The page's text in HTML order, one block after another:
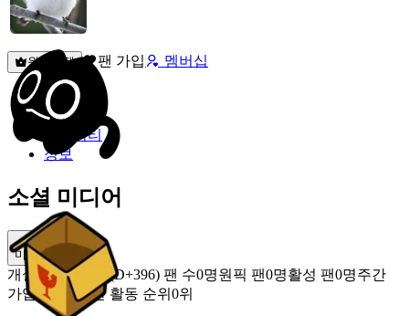
원픽선택 팬 가입 멤버십
밐타운
피드
커뮤니티
정보
소셜 미디어
미밐 공유
개설 2025.07.07 (D+396) 팬 수0명원픽 팬0명활성 팬0명주간
가입 팬 0명주간 활동 순위 0위